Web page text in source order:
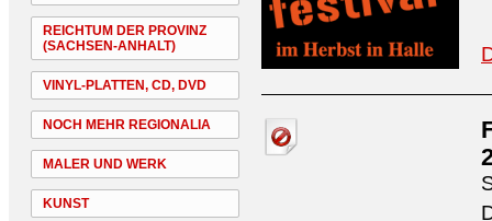
REICHTUM DER PROVINZ
(SACHSEN-ANHALT)
VINYL-PLATTEN, CD, DVD
NOCH MEHR REGIONALIA
MALER UND WERK
KUNST